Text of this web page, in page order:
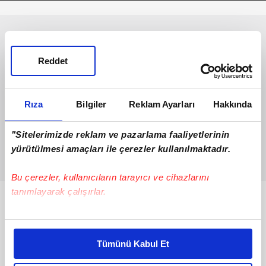
Rıza Bilgiler Reklam Ayarları Hakkında
"Sitelerimizde reklam ve pazarlama faaliyetlerinin
yürütülmesi amaçları ile çerezler kullanılmaktadır.
Bu çerezler, kullanıcıların tarayıcı ve cihazlarını
tanımlayarak çalışırlar.
Bu çerezlere izin vermeniz halinde sizlere özel
daha iyi reklam deneyimi yaşatabiliriz. Bunu yaparken
amacımızın size daha iyi bir reklam deneyimi sunmak
Tümünü Kabul Et
Reddet